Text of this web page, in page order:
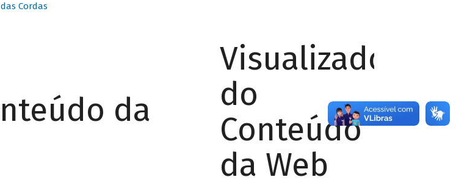
Cordas
da
Visualizador
do
Conteúdo
da Web